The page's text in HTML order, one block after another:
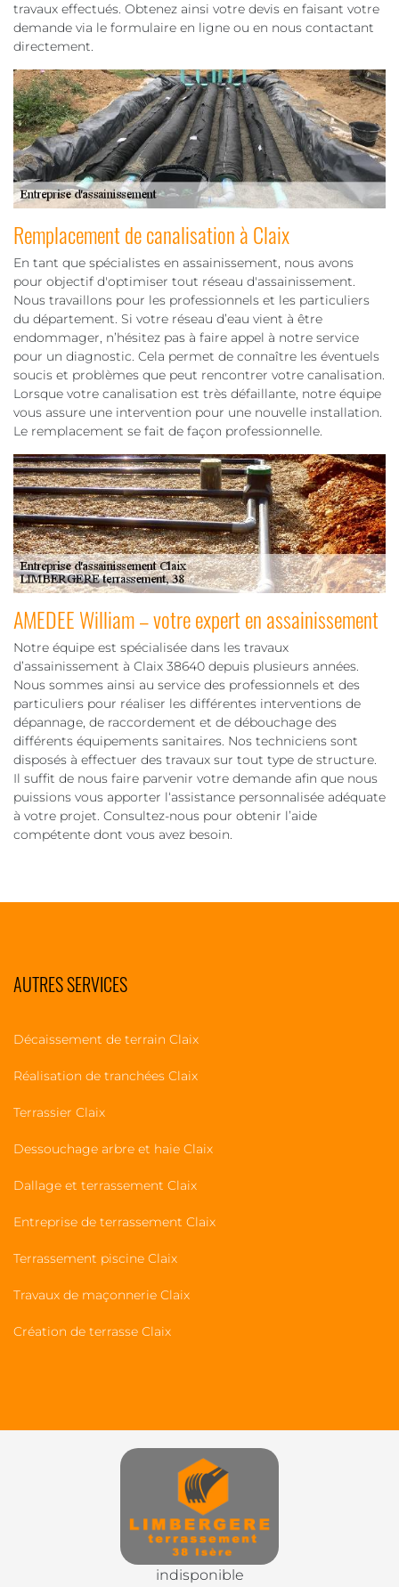
travaux effectués. Obtenez ainsi votre devis en faisant votre
demande via le formulaire en ligne ou en nous contactant
directement.
Remplacement de canalisation à Claix
En tant que spécialistes en assainissement, nous avons
pour objectif d'optimiser tout réseau d'assainissement.
Nous travaillons pour les professionnels et les particuliers
du département. Si votre réseau d’eau vient à être
endommager, n’hésitez pas à faire appel à notre service
pour un diagnostic. Cela permet de connaître les éventuels
soucis et problèmes que peut rencontrer votre canalisation.
Lorsque votre canalisation est très défaillante, notre équipe
vous assure une intervention pour une nouvelle installation.
Le remplacement se fait de façon professionnelle.
AMEDEE William – votre expert en assainissement
Notre équipe est spécialisée dans les travaux
d’assainissement à Claix 38640 depuis plusieurs années.
Nous sommes ainsi au service des professionnels et des
particuliers pour réaliser les différentes interventions de
dépannage, de raccordement et de débouchage des
différents équipements sanitaires. Nos techniciens sont
disposés à effectuer des travaux sur tout type de structure.
Il suffit de nous faire parvenir votre demande afin que nous
puissions vous apporter l‘assistance personnalisée adéquate
à votre projet. Consultez-nous pour obtenir l’aide
compétente dont vous avez besoin.
AUTRES SERVICES
Décaissement de terrain Claix
Réalisation de tranchées Claix
Terrassier Claix
Dessouchage arbre et haie Claix
Dallage et terrassement Claix
Entreprise de terrassement Claix
Terrassement piscine Claix
Travaux de maçonnerie Claix
Création de terrasse Claix
indisponible